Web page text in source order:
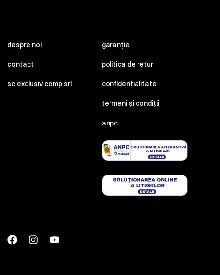
despre noi
contact
sc exclusiv comp srl
garanție
politica de retur
confidențialitate
termeni și condiții
anpc